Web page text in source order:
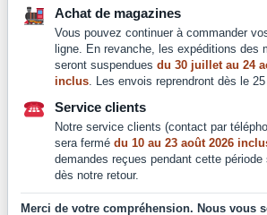
Pour offrir les meilleures expériences, nous
telles que les cookies pour stocker et/ou accéder
appareils. Le fait de consentir à ces technologies
traiter des données telles que le comportement
uniques sur ce site. Le fait de ne pas consentir ou
consentement peut avoir un effet négatif sur
et fonctions.
Accepter
Mentions légales
Conditions générales
vente et d'utilisation
confidentialité
Achat de magazines
Vous pouvez continuer à commander
ligne. En revanche, les expéditions des
seront suspendues du 30 juillet au 24
inclus. Les envois reprendront dès le
Service clients
Notre service clients (contact par
sera fermé du 10 au 23 août 2026
demandes reçues pendant cette période
dès notre retour.
Merci de votre compréhension. Nous vous